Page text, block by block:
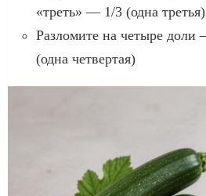
«треть» — 1/3 (одна третья)
Разломите на четыре
(одна четвертая)